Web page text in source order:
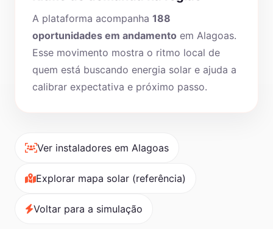
A plataforma acompanha 188
oportunidades em andamento em Alagoas.
Esse movimento mostra o ritmo local de
quem está buscando energia solar e ajuda a
calibrar expectativa e próximo passo.
Ver instaladores em Alagoas
Explorar mapa solar (referência)
Voltar para a simulação